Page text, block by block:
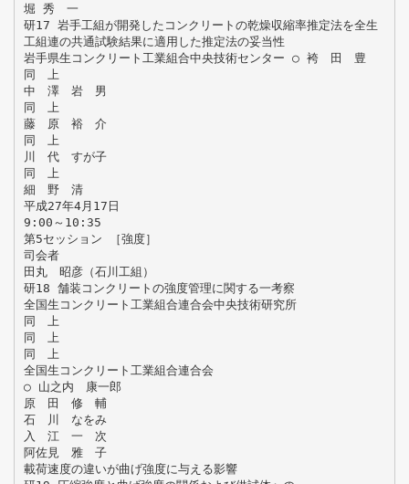
堀 秀 一
研17 岩手工組が開発したコンクリートの乾燥収縮率推定法を全生
工組連の共通試験結果に適用した推定法の妥当性
岩手県生コンクリート工業組合中央技術センター ○ 袴 田 豊
同 上
中 澤 岩 男
同 上
藤 原 裕 介
同 上
川 代 すが子
同 上
細 野 清
平成27年4月17日
9:00～10:35
第5セッション ［強度］
司会者
田丸 昭彦（石川工組）
研18 舗装コンクリートの強度管理に関する一考察
全国生コンクリート工業組合連合会中央技術研究所
同 上
同 上
同 上
全国生コンクリート工業組合連合会
○ 山之内 康一郎
原 田 修 輔
石 川 なをみ
入 江 一 次
阿佐見 雅 子
載荷速度の違いが曲げ強度に与える影響